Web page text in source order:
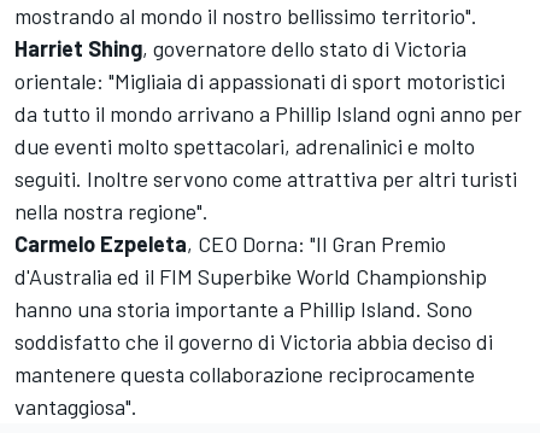
mostrando al mondo il nostro bellissimo territorio".
Harriet Shing, governatore dello stato di Victoria
orientale: "Migliaia di appassionati di sport motoristici
da tutto il mondo arrivano a Phillip Island ogni anno per
due eventi molto spettacolari, adrenalinici e molto
seguiti. Inoltre servono come attrattiva per altri turisti
nella nostra regione".
Carmelo Ezpeleta, CEO Dorna: "Il Gran Premio
d'Australia ed il FIM Superbike World Championship
hanno una storia importante a Phillip Island. Sono
soddisfatto che il governo di Victoria abbia deciso di
mantenere questa collaborazione reciprocamente
vantaggiosa".